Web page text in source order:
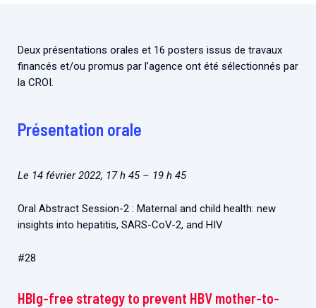
Retrouvez toutes les cellules Émergence, actives ou
inactives.
Deux présentations orales et 16 posters issus de travaux
financés et/ou promus par l’agence ont été sélectionnés par
la CROI.
Présentation orale
Le 14 février 2022, 17 h 45 – 19 h 45
Oral Abstract Session-2 : Maternal and child health: new
insights into hepatitis, SARS-CoV-2, and HIV
#28
HBIg-free strategy to prevent HBV mother-to-